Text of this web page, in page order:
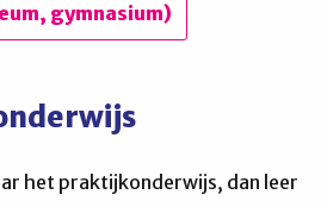
gymnasium)
het praktijkonderwijs, dan leer